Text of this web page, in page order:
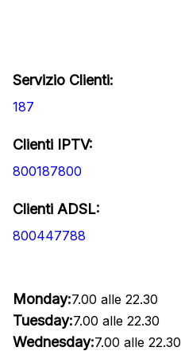
Servizio Clienti:
187
Clienti IPTV:
800187800
Clienti ADSL:
800447788
Monday:7.00 alle 22.30
Tuesday:7.00 alle 22.30
Wednesday:7.00 alle 22.30